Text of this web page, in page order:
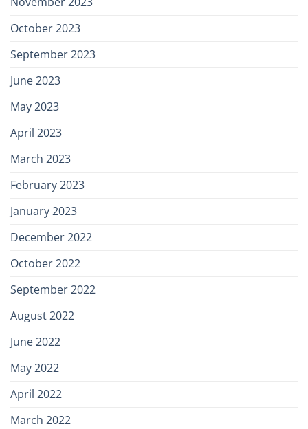
October 2023
September 2023
June 2023
May 2023
April 2023
March 2023
February 2023
January 2023
December 2022
October 2022
September 2022
August 2022
June 2022
May 2022
April 2022
March 2022